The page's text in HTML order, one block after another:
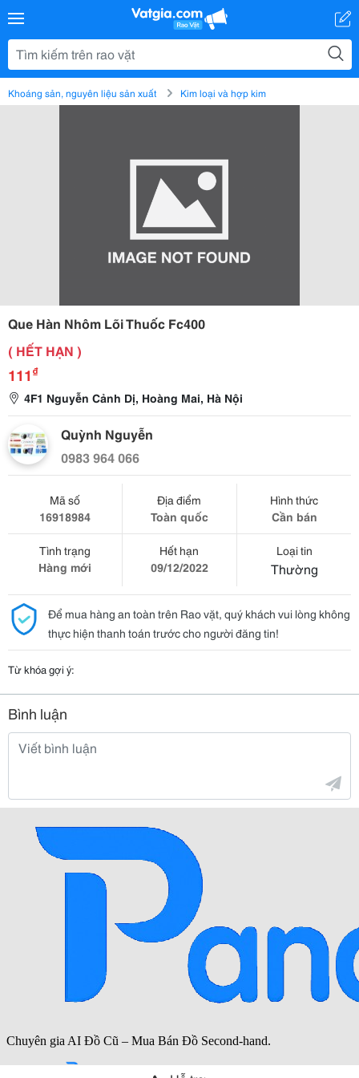
Khoáng sản, nguyên liệu sản xuất Kim loại và hợp kim
Que Hàn Nhôm Lõi Thuốc Fc400
( HẾT HẠN )
111 ₫
4F1 Nguyễn Cảnh Dị, Hoàng Mai, Hà Nội
Quỳnh Nguyễn
0983 964 066
Mã số
16918984
Địa điểm
Toàn quốc
Hình thức
Cần bán
Tình trạng
Hàng mới
Hết hạn
09/12/2022
Loại tin
Thường
Để mua hàng an toàn trên Rao vặt, quý khách vui lòng không
thực hiện thanh toán trước cho người đăng tin!
Từ khóa gợi ý:
Bình luận